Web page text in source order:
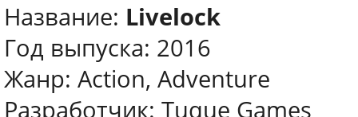
Название: Livelock
Год выпуска: 2016
Жанр: Action, Adventure
Разработчик: Tuque Games